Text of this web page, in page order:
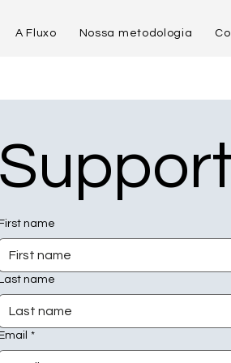
A Fluxo Nossa metodologia
name
name
*